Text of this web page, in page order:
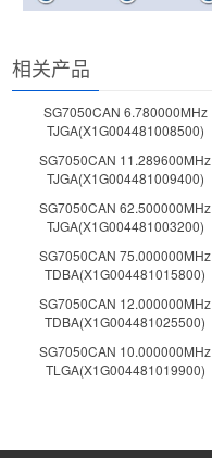
相关产品
SG7050CAN 6.780000MHz
TJGA(X1G004481008500)
SG7050CAN 11.289600MHz
TJGA(X1G004481009400)
SG7050CAN 62.500000MHz
TJGA(X1G004481003200)
SG7050CAN 75.000000MHz
TDBA(X1G004481015800)
SG7050CAN 12.000000MHz
TDBA(X1G004481025500)
SG7050CAN 10.000000MHz
TLGA(X1G004481019900)